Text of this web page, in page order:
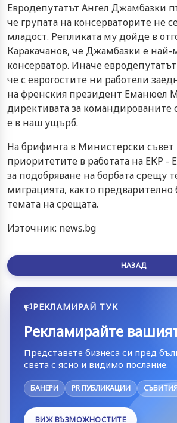
Евродепутатът Ангел Джамбазки
че групата на консерваторите не
младост. Репликата му дойде в
Каракачанов, че Джамбазки е най-
консерватор. Иначе
че с еврогостите ни работели
на френския президент Еманюел
директивата за командированите
e в наш ущърб.
На брифинга в Министерски съвет
приоритетите в работата на ЕКР -
за подобряване на борбата срещу
миграцията, както предварително
темата на срещата.
Източник: news.bg
НАЗАД
РЕКЛАМИРАЙ ТУК
Рекламирайте
Представете бизнеса си пред
света с ясно и видимо послание.
БАНЕРИ PR ПУБЛИКАЦИИ
ВИЖ ВЪЗМОЖНОСТИТЕ